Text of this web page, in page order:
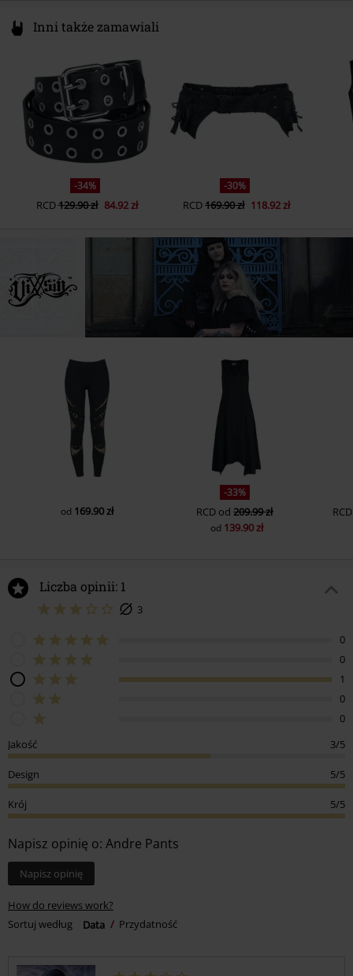
Inni także zamawiali
-34%
RCD129.90 zł 84.92 zł
-30%
RCD169.90 zł 118.92 zł
od 169.90 zł
-33%
RCD od209.99 zł
od 139.90 zł
RCD
Liczba opinii: 1
3
0
0
1
0
0
Jakość
3/5
Design 5/5
Krój 5/5
Napisz opinię o: Andre Pants
Napisz opinię
How do reviews work?
Sortuj według
Data Przydatność